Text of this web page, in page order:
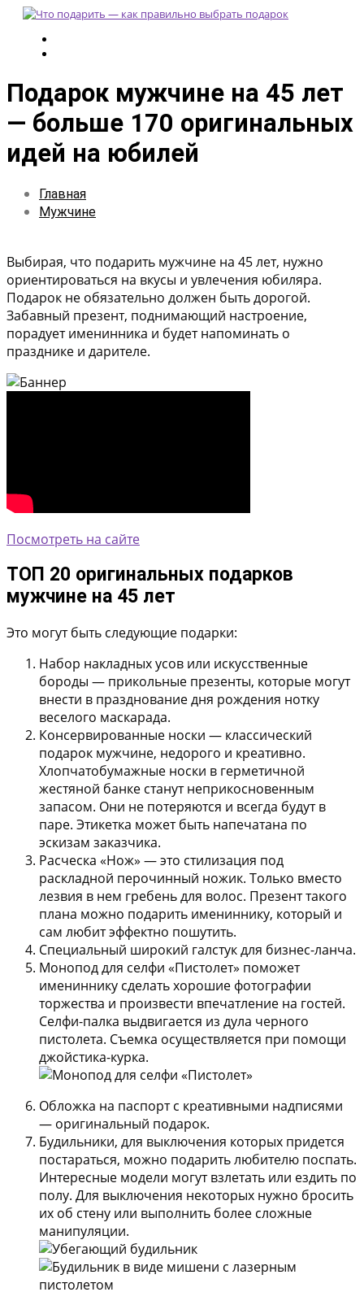
Подарок мужчине на 45 лет
— больше 170 оригинальных
идей на юбилей
Главная
Мужчине
Выбирая, что подарить мужчине на 45 лет, нужно
ориентироваться на вкусы и увлечения юбиляра.
Подарок не обязательно должен быть дорогой.
Забавный презент, поднимающий настроение,
порадует именинника и будет напоминать о
празднике и дарителе.
Посмотреть на сайте
ТОП 20 оригинальных подарков
мужчине на 45 лет
Это могут быть следующие подарки:
Набор накладных усов или искусственные
бороды — прикольные презенты, которые могут
внести в празднование дня рождения нотку
веселого маскарада.
Консервированные носки — классический
подарок мужчине, недорого и креативно.
Хлопчатобумажные носки в герметичной
жестяной банке станут неприкосновенным
запасом. Они не потеряются и всегда будут в
паре. Этикетка может быть напечатана по
эскизам заказчика.
Расческа «Нож» — это стилизация под
раскладной перочинный ножик. Только вместо
лезвия в нем гребень для волос. Презент такого
плана можно подарить имениннику, который и
сам любит эффектно пошутить.
Специальный широкий галстук для бизнес-ланча.
Монопод для селфи «Пистолет» поможет
имениннику сделать хорошие фотографии
торжества и произвести впечатление на гостей.
Селфи-палка выдвигается из дула черного
пистолета. Съемка осуществляется при помощи
джойстика-курка.
Обложка на паспорт с креативными надписями
— оригинальный подарок.
Будильники, для выключения которых придется
постараться, можно подарить любителю поспать.
Интересные модели могут взлетать или ездить по
полу. Для выключения некоторых нужно бросить
их об стену или выполнить более сложные
манипуляции.